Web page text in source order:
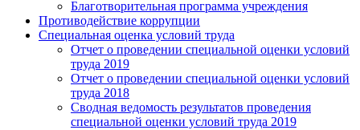
Благотворительная программа учреждения
Противодействие коррупции
Специальная оценка условий труда
Отчет о проведении специальной оценки условий
труда 2019
Отчет о проведении специальной оценки условий
труда 2018
Сводная ведомость результатов проведения
специальной оценки условий труда 2019